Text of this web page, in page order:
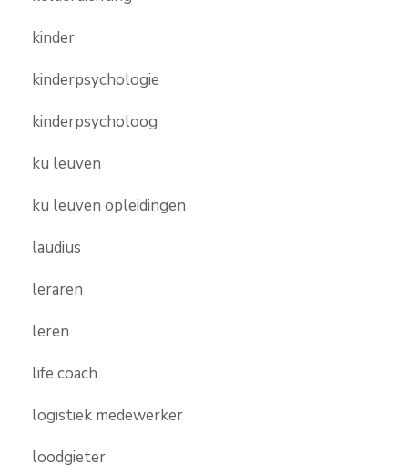
kinder
kinderpsychologie
kinderpsycholoog
ku leuven
ku leuven opleidingen
laudius
leraren
leren
life coach
logistiek medewerker
loodgieter